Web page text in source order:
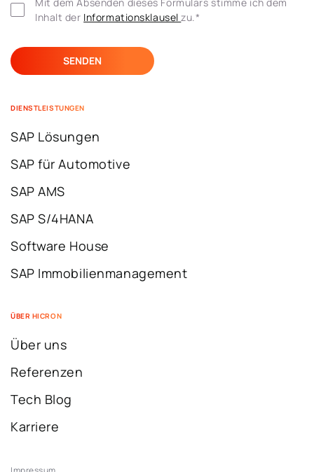
Mit dem Absenden dieses Formulars stimme ich dem
Inhalt der Informationsklausel zu.*
DIENSTLEISTUNGEN
SAP Lösungen
SAP für Automotive
SAP AMS
SAP S/4HANA
Software House
SAP Immobilienmanagement
ÜBER HICRON
Über uns
Referenzen
Tech Blog
Karriere